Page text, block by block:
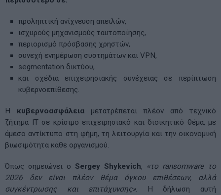
προληπτική ανίχνευση απειλών,
ισχυρούς μηχανισμούς ταυτοποίησης,
περιορισμό πρόσβασης χρηστών,
συνεχή ενημέρωση συστημάτων και VPN,
segmentation δικτύου,
και σχέδια επιχειρησιακής συνέχειας σε περίπτωση
κυβερνοεπίθεσης.
Η κυβερνοασφάλειαμετατρέπεται πλέον από τεχνικό
ζήτημα IT σε κρίσιμο επιχειρησιακό και διοικητικό θέμα, με
άμεσο αντίκτυπο στη φήμη, τη λειτουργία και την οικονομική
βιωσιμότητα κάθε οργανισμού.
Όπως σημειώνει ο Sergey Shykevich,
«το ransomware το
2026 δεν είναι πλέον θέμα όγκου επιθέσεων, αλλά
συγκέντρωσης και επιτάχυνσης». Η δήλωση αυτή